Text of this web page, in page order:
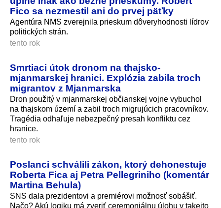
Fico sa nezmestil ani do prvej päťky
Agentúra NMS zverejnila prieskum dôveryhodnosti lídrov
politických strán.
tento rok
Smrtiaci útok dronom na thajsko-
mjanmarskej hranici. Explózia zabila troch
migrantov z Mjanmarska
Dron použitý v mjanmarskej občianskej vojne vybuchol
na thajskom území a zabil troch migrujúcich pracovníkov.
Tragédia odhaľuje nebezpečný presah konfliktu cez
hranice.
tento rok
Poslanci schválili zákon, ktorý dehonestuje
Roberta Fica aj Petra Pellegriniho (komentár
Martina Behula)
SNS dala prezidentovi a premiérovi možnosť sobášiť.
Načo? Akú logiku má zveriť ceremoniálnu úlohu v takejto